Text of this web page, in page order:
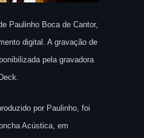
Paulinho Boca de Cantor,
digital. A gravação de
pela gravadora
Deck.
por Paulinho, foi
Acústica, em